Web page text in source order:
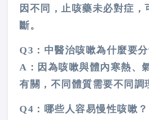
因不同，止咳藥未必對症，
斷。
Q3：中醫治咳嗽為什麼要分
A：因為咳嗽與體內寒熱、
有關，不同體質需要不同調
Q4：哪些人容易慢性咳嗽？